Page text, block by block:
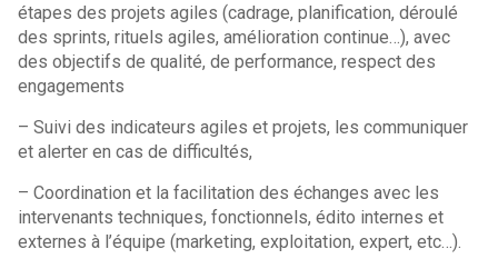
étapes des projets agiles (cadrage, planification, déroulé
des sprints, rituels agiles, amélioration continue…), avec
des objectifs de qualité, de performance, respect des
engagements
– Suivi des indicateurs agiles et projets, les communiquer
et alerter en cas de difficultés,
– Coordination et la facilitation des échanges avec les
intervenants techniques, fonctionnels, édito internes et
externes à l’équipe (marketing, exploitation, expert, etc…).